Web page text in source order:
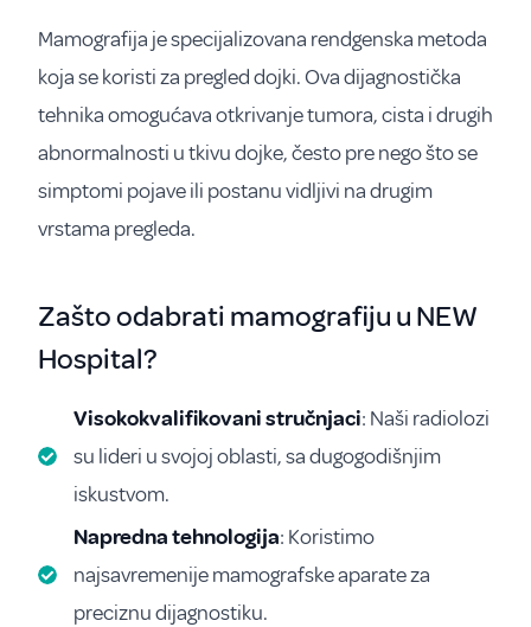
Mamografija je specijalizovana rendgenska metoda
koja se koristi za pregled dojki. Ova dijagnostička
tehnika omogućava otkrivanje tumora, cista i drugih
abnormalnosti u tkivu dojke, često pre nego što se
simptomi pojave ili postanu vidljivi na drugim
vrstama pregleda.
Zašto odabrati mamografiju u NEW
Hospital?
Visokokvalifikovani stručnjaci: Naši radiolozi
su lideri u svojoj oblasti, sa dugogodišnjim
iskustvom.
Napredna tehnologija: Koristimo
najsavremenije mamografske aparate za
preciznu dijagnostiku.